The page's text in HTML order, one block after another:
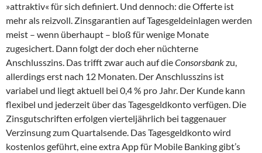
»attraktiv« für sich definiert. Und dennoch: die Offerte ist
mehr als reizvoll. Zinsgarantien auf Tagesgeldeinlagen werden
meist – wenn überhaupt – bloß für wenige Monate
zugesichert. Dann folgt der doch eher nüchterne
Anschlusszins. Das trifft zwar auch auf dieConsorsbankzu,
allerdings erst nach 12 Monaten. Der Anschlusszins ist
variabel und liegt aktuell bei 0,4 % pro Jahr. Der Kunde kann
flexibel und jederzeit über das Tagesgeldkonto verfügen. Die
Zinsgutschriften erfolgen vierteljährlich bei taggenauer
Verzinsung zum Quartalsende. Das Tagesgeldkonto wird
kostenlos geführt, eine extra App für Mobile Banking gibt’s